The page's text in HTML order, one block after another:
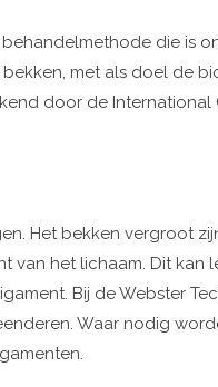
die is
met als doel de
door de International
Het bekken vergroot
het lichaam. Dit kan
Bij de Webster
Waar nodig